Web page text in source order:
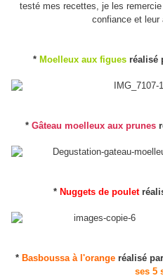
testé mes recettes, je les
confiance et leur
* Moelleux aux figuesréalisé
* Gâteau moelleux aux prunes
* Nuggets de poulet
* Basboussa à l'orange réalisé par
ses 5